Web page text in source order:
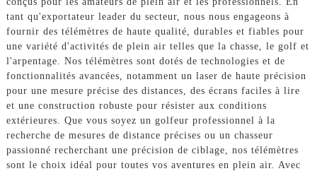
tant qu'exportateur leader du secteur, nous nous engageons à
fournir des télémètres de haute qualité, durables et fiables pour
une variété d'activités de plein air telles que la chasse, le golf et
l'arpentage. Nos télémètres sont dotés de technologies et de
fonctionnalités avancées, notamment un laser de haute précision
pour une mesure précise des distances, des écrans faciles à lire
et une construction robuste pour résister aux conditions
extérieures. Que vous soyez un golfeur professionnel à la
recherche de mesures de distance précises ou un chasseur
passionné recherchant une précision de ciblage, nos télémètres
sont le choix idéal pour toutes vos aventures en plein air. Avec